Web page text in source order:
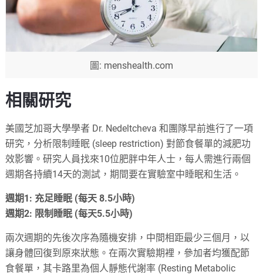
圖: menshealth.com
相關研究
美國芝加哥大學學者 Dr. Nedeltcheva 和團隊早前進行了一項
研究，分析限制睡眠 (sleep restriction) 對節食餐單的減肥功
效影響。研究人員找來10位肥胖中年人士，每人需進行兩個
週期各持續14天的測試，期間要在實驗室中睡眠和生活。
週期1: 充足睡眠 (每天 8.5小時)
週期2: 限制睡眠 (每天5.5小時)
兩次週期的先後次序為隨機安排，中間相距最少三個月，以
讓身體回復到原來狀態。在兩次實驗期裡，參加者均獲配節
食餐單，其卡路里為個人靜態代謝率 (Resting Metabolic